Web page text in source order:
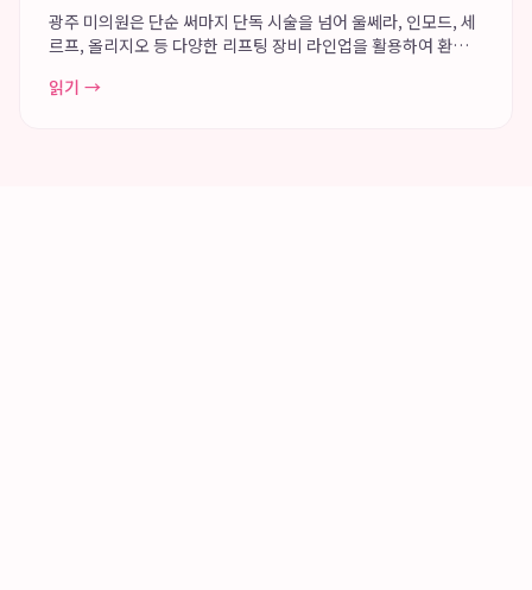
광주 미의원은 단순 써마지 단독 시술을 넘어 울쎄라, 인모드, 세
르프, 올리지오 등 다양한 리프팅 장비 라인업을 활용하여 환자
대로 다나메디칼센터 4층과 8층에 위치한 광주 미의원은 리프팅
읽기 →